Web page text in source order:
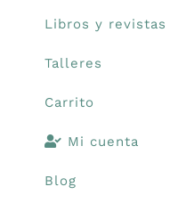
Libros y revistas
Talleres
Carrito
Mi cuenta
Blog